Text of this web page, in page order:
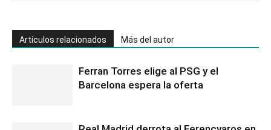
Artículos relacionados Más del autor
Ferran Torres elige al PSG y el
Barcelona espera la oferta